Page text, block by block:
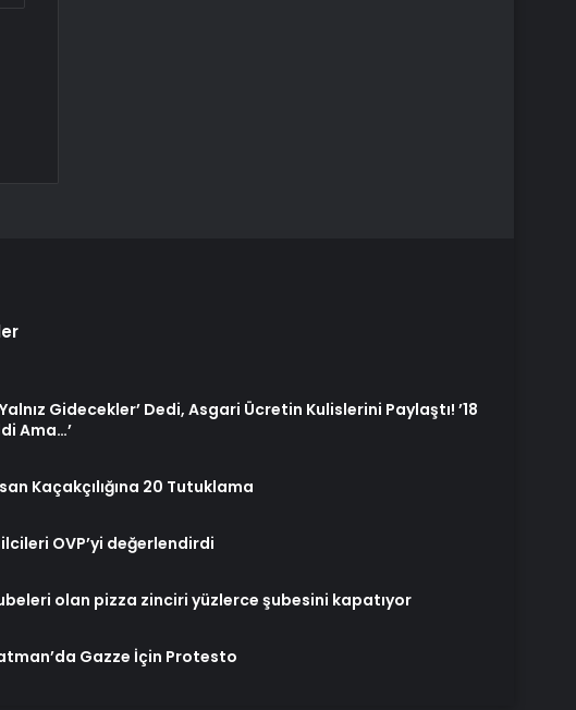
Gidecekler’ Dedi, Asgari Ücretin Kulislerini Paylaştı! ’18
Ama…’
Kaçakçılığına 20 Tutuklama
OVP’yi değerlendirdi
olan pizza zinciri yüzlerce şubesini kapatıyor
Gazze İçin Protesto